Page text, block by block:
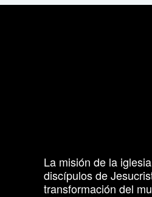
La misión de la
discípulos de
transformación del